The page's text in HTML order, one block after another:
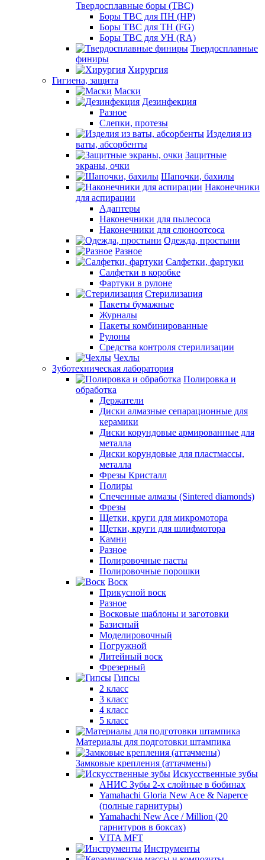
Твердосплавные боры (ТВС)
Боры ТВС для ПН (HP)
Боры ТВС для ТН (FG)
Боры ТВС для УН (RA)
Твердосплавные
финиры
Хирургия
Гигиена, защита
Маски
Дезинфекция
Разное
Слепки, протезы
Изделия из
ваты, абсорбенты
Защитные
экраны, очки
Шапочки, бахилы
Наконечники
для аспирации
Адаптеры
Наконечники для пылесоса
Наконечники для слюноотсоса
Одежда, простыни
Разное
Салфетки, фартуки
Салфетки в коробке
Фартуки в рулоне
Стерилизация
Пакеты бумажные
Журналы
Пакеты комбинированные
Рулоны
Средства контроля стерилизации
Чехлы
Зуботехническая лаборатория
Полировка и
обработка
Держатели
Диски алмазные сепарационные для
керамики
Диски корундовые армированные для
металла
Диски корундовые для пластмассы,
металла
Фрезы Кристалл
Полиры
Спеченные алмазы (Sintered diamonds)
Фрезы
Щетки, круги для микромотора
Щетки, круги для шлифмотора
Камни
Разное
Полировочные пасты
Полировочные порошки
Воск
Прикусной воск
Разное
Восковые шаблоны и заготовки
Базисный
Моделировочный
Погружной
Литейный воск
Фрезерный
Гипсы
2 класс
3 класс
4 класс
5 класс
Материалы для подготовки штампика
Замковые крепления (аттачмены)
Искусственные зубы
АНИС Зубы 2-х слойные в бобинах
Yamahachi Gloria New Ace & Naperce
(полные гарнитуры)
Yamahachi New Ace / Million (20
гарнитуров в боксах)
VITA MFT
Инструменты